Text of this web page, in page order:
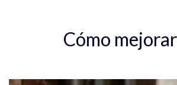
Cómo